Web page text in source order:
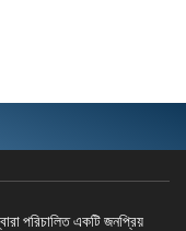
পরিচালিত একটি জনপ্রিয়